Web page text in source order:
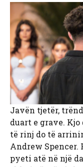
Javën tjetër,
duart e grave.
të rinj do të
Andrew Spencer.
pyeti atë në një